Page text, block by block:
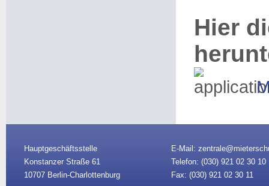
Hier
Hauptgeschäftsstelle
Konstanzer Straße 61
10707 Berlin-Charlottenburg
E-Mail:
Telefon: (030) 921 02 30 10
Fax: (030) 921 02 30 11